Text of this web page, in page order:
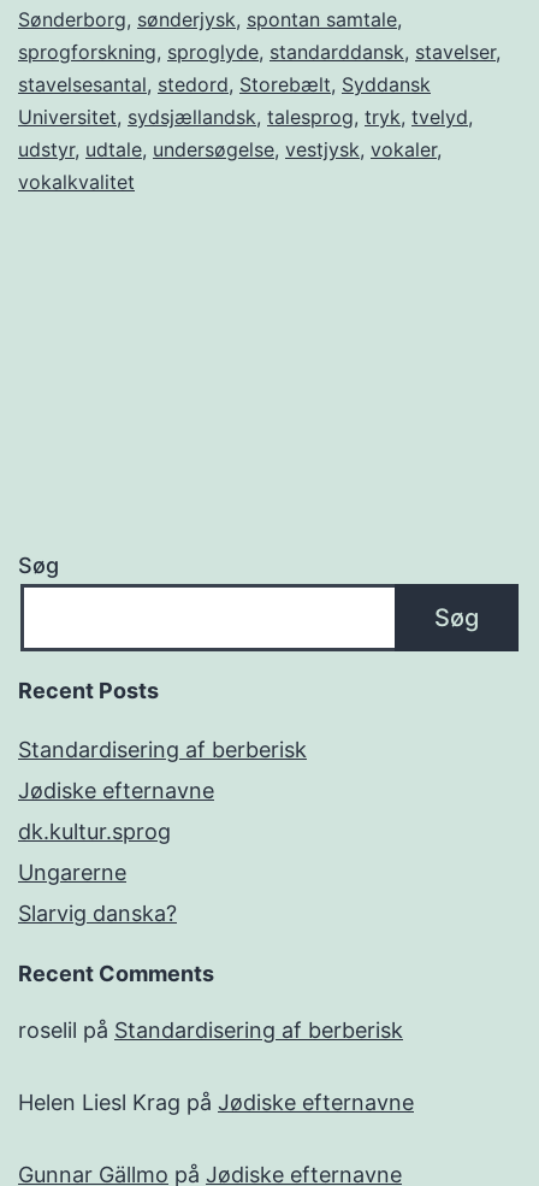
Sønderborg, sønderjysk, spontan samtale,
sprogforskning, sproglyde, standarddansk, stavelser,
stavelsesantal, stedord, Storebælt, Syddansk
Universitet, sydsjællandsk, talesprog, tryk, tvelyd,
udstyr, udtale, undersøgelse, vestjysk, vokaler,
vokalkvalitet
Søg
Søg
Recent Posts
Standardisering af berberisk
Jødiske efternavne
dk.kultur.sprog
Ungarerne
Slarvig danska?
Recent Comments
roselil på Standardisering af berberisk
Helen Liesl Krag på Jødiske efternavne
Gunnar Gällmo på Jødiske efternavne